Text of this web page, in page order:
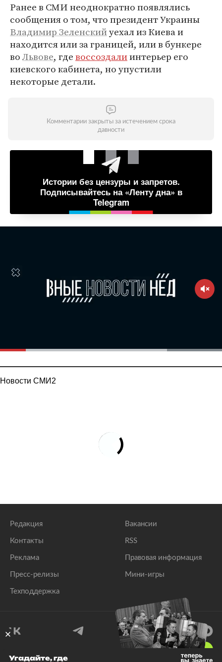
Ранее в СМИ неоднократно появлялись
сообщения о том, что президент Украины
Владимир Зеленскийуехал из Киева и
находится или за границей, или в бункере
воЛьвове, гдевоссоздалиинтерьер его
киевского кабинета, но упустили
некоторые детали.
Комментарии закрыты за истечением срока
давности
Истории без цензуры и запретов.
Подписывайтесь на «Ленту дна» в
Telegram
Новости СМИ2
Редакция
Контакты
Реклама
Пресс-релизы
Техподдержка
Вакансии
RSS
Правовая информация
Мини-игры
Угадайте, где